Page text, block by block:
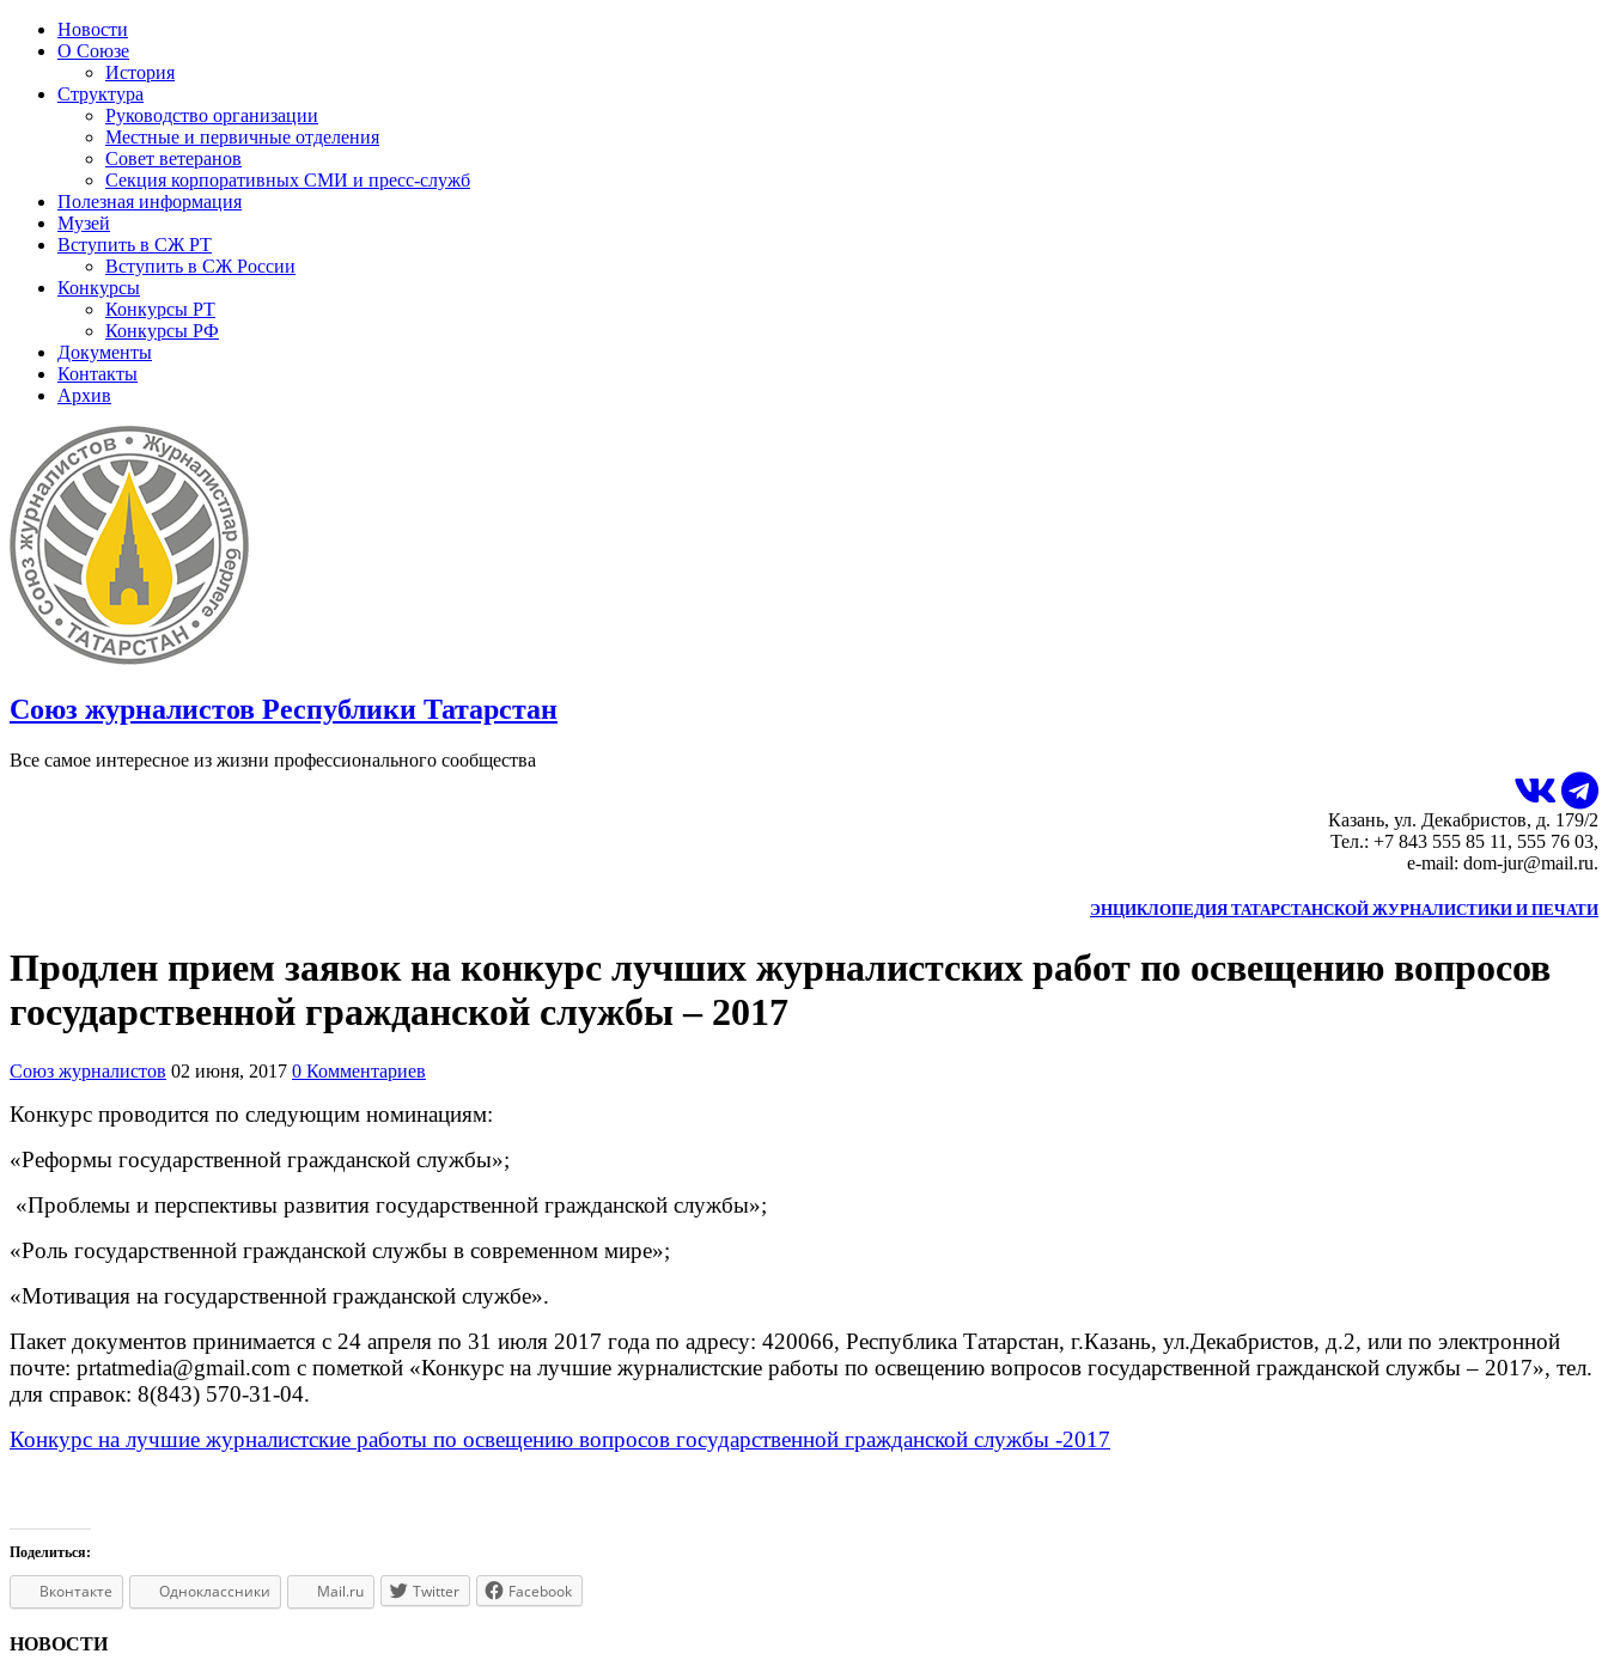
Новости
О Союзе
История
Структура
Руководство организации
Местные и первичные отделения
Совет ветеранов
Секция корпоративных СМИ и пресс-служб
Полезная информация
Музей
Вступить в СЖ РТ
Вступить в СЖ России
Конкурсы
Конкурсы РТ
Конкурсы РФ
Документы
Контакты
Архив
Союз журналистов Республики Татарстан
Все самое интересное из жизни профессионального сообщества
Казань, ул. Декабристов, д. 179/2
Тел.: +7 843 555 85 11, 555 76 03,
e-mail: dom-jur@mail.ru.
ЭНЦИКЛОПЕДИЯ ТАТАРСТАНСКОЙ ЖУРНАЛИСТИКИ И ПЕЧАТИ
Продлен прием заявок на конкурс лучших журналистских работ по освещению вопросов
государственной гражданской службы – 2017
Союз журналистов 02 июня, 2017 0 Комментариев
Конкурс проводится по следующим номинациям:
«Реформы государственной гражданской службы»;
«Проблемы и перспективы развития государственной гражданской службы»;
«Роль государственной гражданской службы в современном мире»;
«Мотивация на государственной гражданской службе».
Пакет документов принимается с 24 апреля по 31 июля 2017 года по адресу: 420066, Республика Татарстан, г.Казань, ул.Декабристов, д.2, или по электронной
почте: prtatmedia@gmail.com с пометкой «Конкурс на лучшие журналистские работы по освещению вопросов государственной гражданской службы – 2017», тел.
для справок: 8(843) 570-31-04.
Конкурс на лучшие журналистские работы по освещению вопросов государственной гражданской службы -2017
Поделиться:
Вконтакте Одноклассники Mail.ru Twitter Facebook
НОВОСТИ